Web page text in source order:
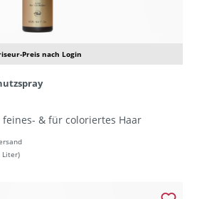
Preis nach Login
& für coloriertes Haar
Liter)